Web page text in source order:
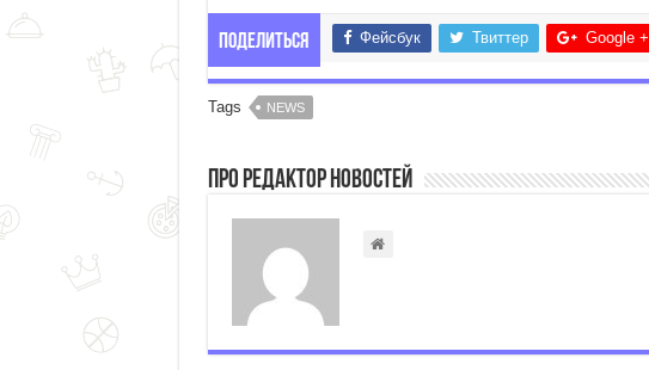
Поделиться Фейсбук Твиттер Google +
Tags NEWS
Про Редактор Новостей